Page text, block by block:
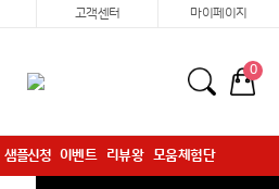
고객센터 마이페이지
0
샘플신청 이벤트 리뷰왕 모움체험단